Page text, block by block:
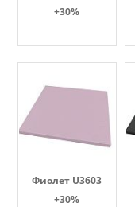
+30%
Фиолет U3603
+30%